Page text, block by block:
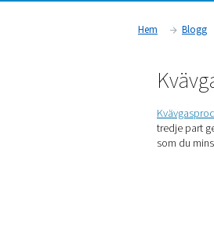
kväveproduktion
Hem